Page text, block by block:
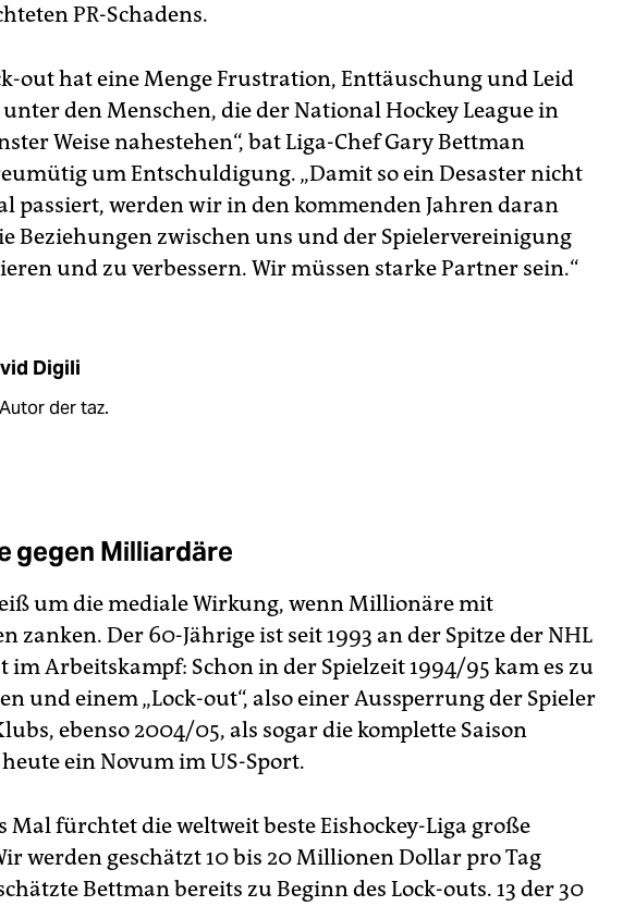
PR-Schadens.
out hat eine Menge Frustration, Enttäuschung und Leid
den Menschen, die der National Hockey League in
Weise nahestehen“, bat Liga-Chef Gary Bettman
um Entschuldigung. „Damit so ein Desaster nicht
passiert, werden wir in den kommenden Jahren daran
Beziehungen zwischen uns und der Spielervereinigung
und zu verbessern. Wir müssen starke Partner sein.“
Digili
der taz.
gegen Milliardäre
um die mediale Wirkung, wenn Millionäre mit
zanken. Der 60-Jährige ist seit 1993 an der Spitze der NHL
im Arbeitskampf: Schon in der Spielzeit 1994/95 kam es zu
und einem „Lock-out“, also einer Aussperrung der Spieler
ebenso 2004/05, als sogar die komplette Saison
ein Novum im US-Sport.
Mal fürchtet die weltweit beste Eishockey-Liga große
werden geschätzt 10 bis 20 Millionen Dollar pro Tag
Bettman bereits zu Beginn des Lock-outs. 13 der 30